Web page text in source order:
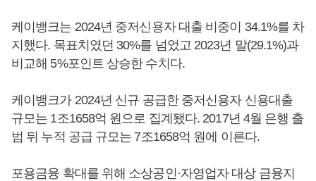
케이뱅크는 2024년 중저신용자 대출 비중이 34.1%를 차
지했다. 목표치였던 30%를 넘었고 2023년 말(29.1%)과
비교해 5%포인트 상승한 수치다.
케이뱅크가 2024년 신규 공급한 중저신용자 신용대출
규모는 1조1658억 원으로 집계됐다. 2017년 4월 은행 출
범 뒤 누적 공급 규모는 7조1658억 원에 이른다.
포용금융 확대를 위해 소상공인·자영업자 대상 금융지